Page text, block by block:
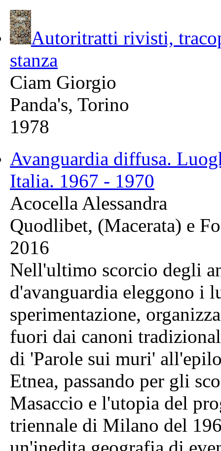
Autoritratti rivisti,
stanza
Ciam Giorgio
Panda's, Torino
1978
Avanguardia diffusa.
Italia. 1967 - 1970
Acocella Alessandra
Quodlibet, (Macerata) e
2016
Nell'ultimo scorcio degli
d'avanguardia eleggono i
sperimentazione,
fuori dai canoni
di 'Parole sui muri'
Etnea, passando per gli
Masaccio e l'utopia del
triennale di Milano del